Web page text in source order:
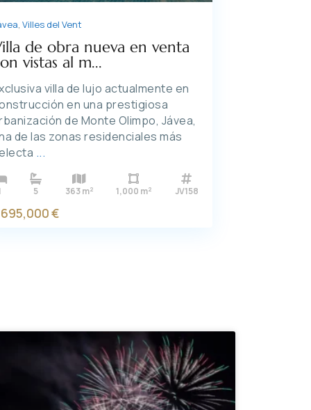
, Villes del Vent
de obra nueva en venta
vistas al m...
villa de lujo actualmente en
en una prestigiosa
de Monte Olimpo, Jávea,
de las zonas residenciales más
...
5 363 m2 1,000 m2 JV158
€